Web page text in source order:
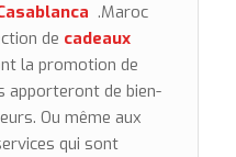
.Maroc
de cadeaux
la promotion de
apporteront de bien-
Ou même aux
qui sont